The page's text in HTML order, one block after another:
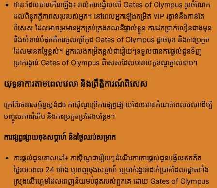
ឋានៈដែលបានកើនឡើង៖ រាល់ការបង្វិលលើ Gates of Olympus រួមចំណែក
ដល់ពិន្ទុភក្ដីភាពសរុបរបស់អ្នក។ នៅពេលអ្នកឡើងកម្រិត VIP រង្វាន់នឹងកាន់តែ
ពិសេស ដែលអាចរួមមានអ្នកគ្រប់គ្រងគណនីផ្ទាល់ខ្លួន ការដកប្រាក់លឿនជាងមុន
និងសំខាន់បំផុតគឺការចូលប្រើកូដ Gates of Olympus ផ្តាច់មុខ និងការប្រកួត
ដែលមានតម្លៃខ្ពស់។ អ្នកលេងកម្រិតខ្ពស់ជារឿយៗទទួលបានការផ្តល់ជូនទិញ
ប្រាក់រង្វាន់ Gates of Olympus ពិសេសដែលមានលក្ខខណ្ឌភ្នាល់ទាប។
យុទ្ធនាការតាមពេលវេលា និងព្រឹត្តិការណ៍ពិសេស
ក្រៅពីរចនាសម្ព័ន្ធស្តង់ដារ កាស៊ីណូប្រើការផ្សព្វផ្សាយដែលមានកំណត់ពេលវេលាដើម្បី
បញ្ចូលភាពរំភើប និងការប្រកួតប្រជែងបន្ថែម។
ការផ្សព្វផ្សាយចុងសប្តាហ៍ និងថ្ងៃឈប់សម្រាក
ការផ្តល់ជូនគោលដៅ៖ កាស៊ីណូជារឿយៗដំណើរការការផ្តល់ជូនបង្វិលឥតគិត
ថ្លៃរយៈពេល 24 ម៉ោង ឬពេញចុងសប្តាហ៍ ឬប្រាក់រង្វាន់ដាក់ប្រាក់ដែលផ្តោតទាំង
ស្រុងលើហ្គេមដែលពេញនិយមបំផុតរបស់ពួកគេ ដោយ Gates of Olympus